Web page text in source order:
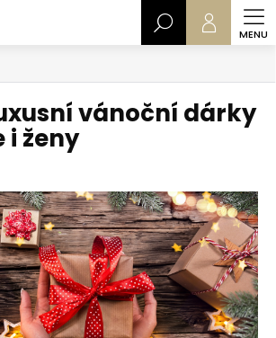
Hledat
vánoční dárky
i ženy